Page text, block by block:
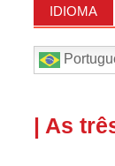
IDIOMA
| As